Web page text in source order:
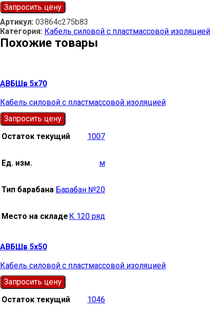
Запросить цену
Артикул: 03864c275b83
Категория: Кабель силовой с пластмассовой изоляцией
Похожие товары
АВБШв 5х70
Кабель силовой с пластмассовой изоляцией
Запросить цену
Остаток текущий
1007
Ед. изм. м
Тип барабана Барабан №20
Место на складе К 120 ряд
АВБШв 5х50
Кабель силовой с пластмассовой изоляцией
Запросить цену
Остаток текущий
1046